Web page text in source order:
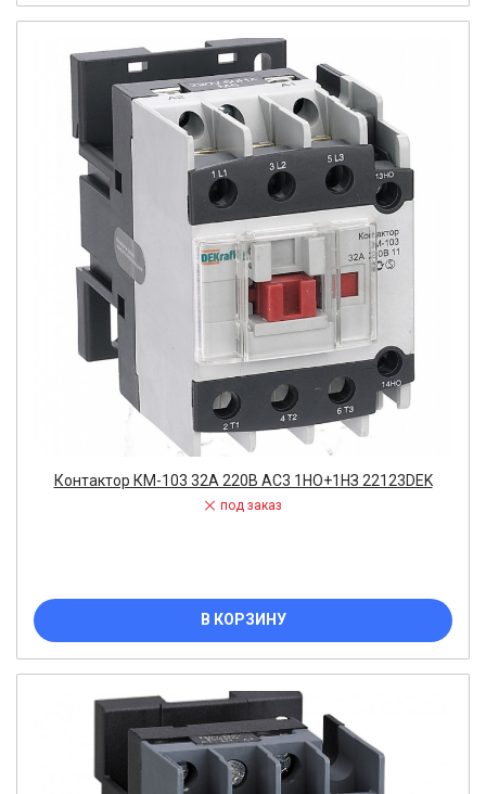
Контактор КМ-103 32А 220В АС3 1НО+1НЗ 22123DEK
под заказ
В КОРЗИНУ